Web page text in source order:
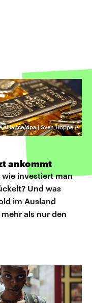
alliance/dpa | Sven Hoppe,
ankommt
investiert man
Und was
im Ausland
als nur den